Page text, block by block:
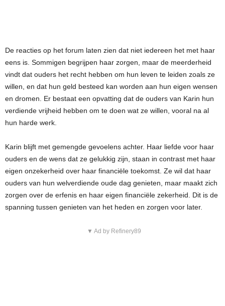
De reacties op het forum laten zien dat niet iedereen het met haar
eens is. Sommigen begrijpen haar zorgen, maar de meerderheid
vindt dat ouders het recht hebben om hun leven te leiden zoals ze
willen, en dat hun geld besteed kan worden aan hun eigen wensen
en dromen. Er bestaat een opvatting dat de ouders van Karin hun
verdiende vrijheid hebben om te doen wat ze willen, vooral na al
hun harde werk.
Karin blijft met gemengde gevoelens achter. Haar liefde voor haar
ouders en de wens dat ze gelukkig zijn, staan in contrast met haar
eigen onzekerheid over haar financiële toekomst. Ze wil dat haar
ouders van hun welverdiende oude dag genieten, maar maakt zich
zorgen over de erfenis en haar eigen financiële zekerheid. Dit is de
spanning tussen genieten van het heden en zorgen voor later.
▼ Ad by Refinery89